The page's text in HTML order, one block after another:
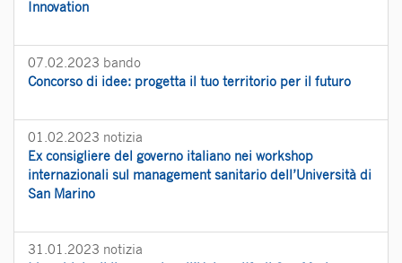
Innovation
07.02.2023 bando
Concorso di idee: progetta il tuo territorio per il futuro
01.02.2023 notizia
Ex consigliere del governo italiano nei workshop
internazionali sul management sanitario dell’Università di
San Marino
31.01.2023 notizia